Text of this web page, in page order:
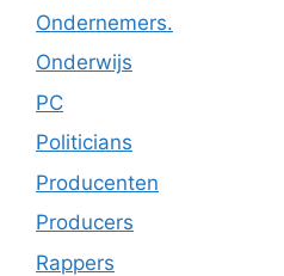
Ondernemers.
Onderwijs
PC
Politicians
Producenten
Producers
Rappers